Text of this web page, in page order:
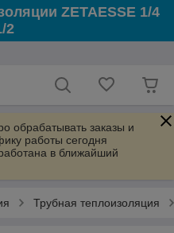
ZETAESSE 1/4
2
обрабатывать заказы и
работы сегодня
в ближайший
Трубная теплоизоляция